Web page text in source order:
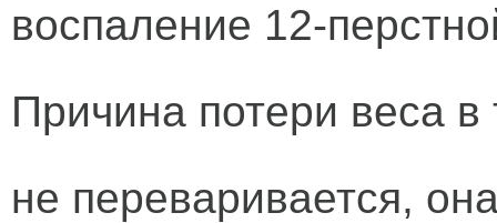
воспаление 12-
Причина потери веса
не переваривается,